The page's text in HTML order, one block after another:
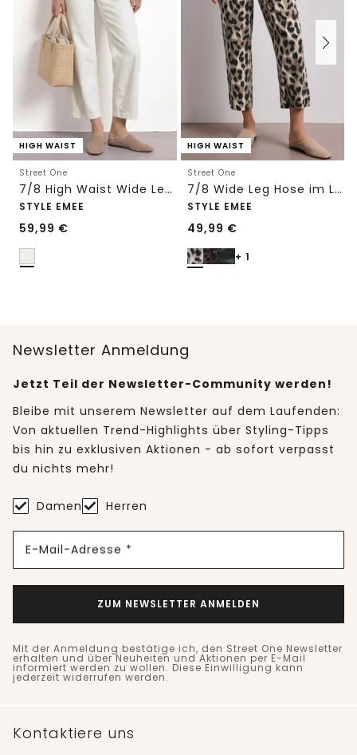
HIGH WAIST
Street One
7/8 High Waist Wide Leg Jeans im Loose Fit
STYLE EMEE
59,99 €
HIGH WAIST
Street One
7/8 Wide Leg Hose im Loose Fit mit Print
STYLE EMEE
49,99 €
+ 1
Newsletter Anmeldung
Jetzt Teil der Newsletter-Community werden!
Bleibe mit unserem Newsletter auf dem Laufenden:
Von aktuellen Trend-Highlights über Styling-Tipps
bis hin zu exklusiven Aktionen - ab sofort verpasst
du nichts mehr!
Damen Herren
E-Mail-Adresse *
ZUM NEWSLETTER ANMELDEN
Mit der Anmeldung bestätige ich, den Street One Newsletter
erhalten und über Neuheiten und Aktionen per E-Mail
informiert werden zu wollen. Diese Einwilligung kann
jederzeit widerrufen werden.
Kontaktiere uns